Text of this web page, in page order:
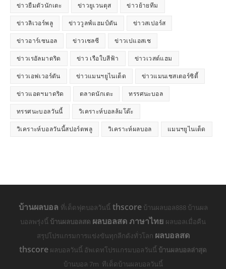
ข่าวยืมตัวนักเตะ ข่าวยูเวนตุส ข่าวย้ายทีม
ข่าวลิเวอร์พลู ข่าววูลฟ์แฮมป์ตัน ข่าวสเปอร์ส
ข่าวอาร์เซนอล ข่าวเชลซี ข่าวเปแอสเช
ข่าวเรอัลมาดริด ข่าว เรือใบสีฟ้า ข่าวเวสต์แฮม
ข่าวเอฟเวอร์ตัน ข่าวแมนฯยูไนเต็ด ข่าวแมนเชสเตอร์ซิตี้
ข่าวแอตฯมาดริด ตลาดนักเตะ ทรรศนะบอล
ทรรศนะบอลวันนี้ วิเคราะห์บอลล้มโต๊ะ
วิเคราะห์บอลวันนี้สปอร์ตพลู วิเคราะห์ผลบอล แมนฯยูไนเต็ด
บ้านผลบอล ที่เด็ดฟุตบอลวันนี้ thscoreบ้านผลบอล888 บ้านผล
บอลพรุ่งนี้ บ้านผลบอลสด ผลบอลสด ภาษาไทย ผลบอลเมื่อคืน
สรุปโปรแกรมการแข่งขันทุกลีกดังทั่วโลก ผลบอลสด
thscore ผลบอลวันนี้ อัพเดทโปรแกรมบอลวันนี้ บ้านผลบอลล่าสุด
บ้านบอล 7m ทีเด็ดบ้านผลบอลวันนี้